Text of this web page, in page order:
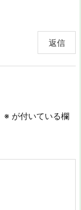
返信
※ が付いている欄